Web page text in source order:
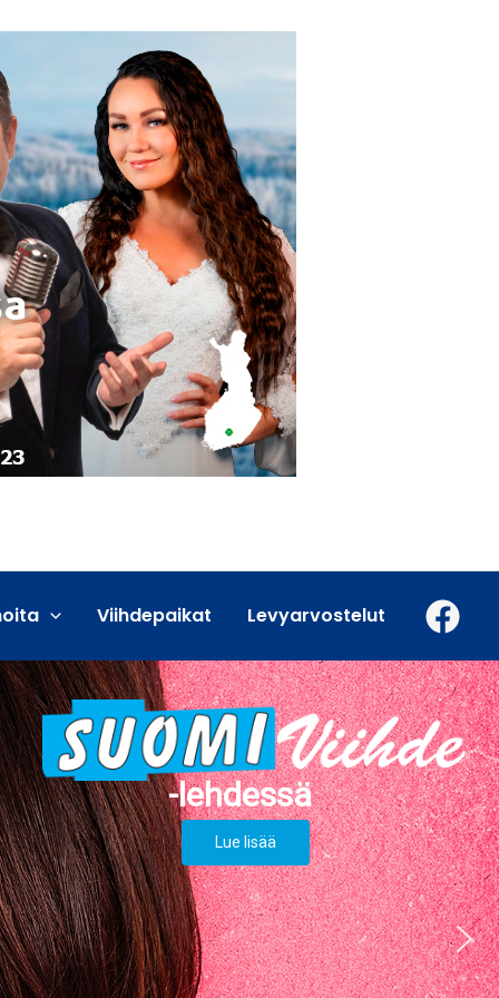
Viihdepaikat Levyarvostelut
Lue lisää